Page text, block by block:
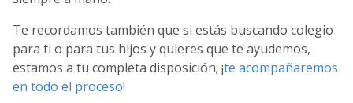
Te recordamos también que si estás buscando colegio
para ti o para tus hijos y quieres que te ayudemos,
estamos a tu completa disposición; ¡te acompañaremos
en todo el proceso!